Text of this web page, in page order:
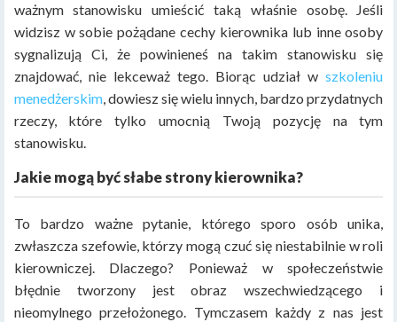
ważnym stanowisku umieścić taką właśnie osobę. Jeśli
widzisz w sobie pożądane cechy kierownika lub inne osoby
sygnalizują Ci, że powinieneś na takim stanowisku się
znajdować, nie lekceważ tego. Biorąc udział wszkoleniu
menedżerskim, dowiesz się wielu innych, bardzo przydatnych
rzeczy, które tylko umocnią Twoją pozycję na tym
stanowisku.
Jakie mogą być słabe strony kierownika?
To bardzo ważne pytanie, którego sporo osób unika,
zwłaszcza szefowie, którzy mogą czuć się niestabilnie w roli
kierowniczej. Dlaczego? Ponieważ w społeczeństwie
błędnie tworzony jest obraz wszechwiedzącego i
nieomylnego przełożonego. Tymczasem każdy z nas jest